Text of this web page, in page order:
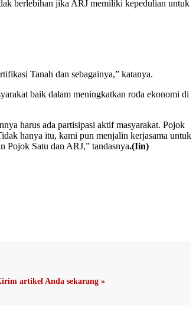
berlebihan jika ARJ memiliki kepedulian untuk
Tanah dan sebagainya,” katanya.
baik dalam meningkatkan roda ekonomi di
harus ada partisipasi aktif masyarakat. Pojok
hanya itu, kami pun menjalin kerjasama untuk
Pojok Satu dan ARJ,” tandasnya.(Iin)
artikel Anda sekarang »